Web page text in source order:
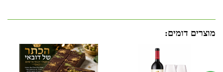
מוצרים דומים: